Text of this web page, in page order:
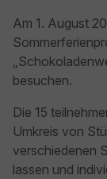
Am 1. August
besuchen.
Die 15
Umkreis von
verschiedenen
lassen und